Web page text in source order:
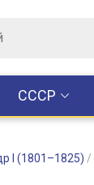
CCCР
I (1801–1825) /